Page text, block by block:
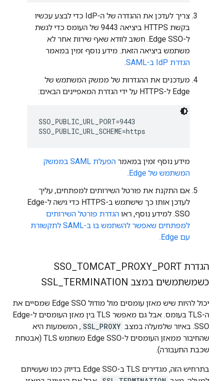
צריך לעדכן את ההגדרה של ה-IdP כדי לבצע עכשיו
בקשת HTTPS ביציאה 9443 של העומס כדי לגשת
ל-Edge SSO. חשוב לוודא שאף שירות אחר לא
משתמש ביציאה הזאת. מידע נוסף זמין במאמר
הגדרת IdP ב-SAML
.
מעדכנים את ההגדרות של ממשק המשתמש של
Edge ל-HTTPS על ידי הגדרת המאפיינים הבאים:
SSO_PUBLIC_URL_PORT=9443
SSO_PUBLIC_URL_SCHEME=https
מידע נוסף זמין במאמר
הפעלת SAML בממשק
המשתמש של Edge
.
אם התקנת את פורטל השירותים למפתחים, עליך
לעדכן אותו כך שישתמש ב-HTTPS כדי גישה ל-Edge
SSO. למידע נוסף, ראו
הגדרת פורטל השירותים
למפתחים שאפשר להשתמש בו ב-SAML לתקשורת
עם Edge.
הגדרת SSO TOMCAT PROXY PORT
כשמשתמשים במצב SSL TERMINATION
יכול להיות שיש מאזן עומסים מול מודול Edge SSO שמסיים את
ה-TLS בעומס. אבל גם מאפשר TLS בין מאזן העומסים ל-Edge
SSO. באיור שלמעלה במצב
SSL_PROXY , המשמעות היא
שהחיבור ממאזן העומסים ל-Edge SSO משתמש TLS (אבטחת
שכבת התעבורה).
בתרחיש הזה, מגדירים TLS ב-Edge SSO בדיוק כמו שעשיתם